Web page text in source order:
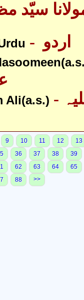
سیّد
Ali(a.s.) - امام علی علیہ
9 10 11 12
13
36 37 38
39
62 63 64
65
88 >>